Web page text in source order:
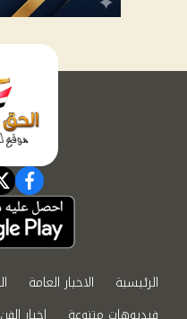
الرئيسية الاخبار العامة